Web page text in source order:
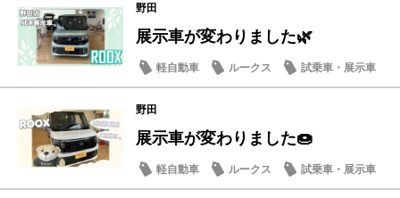
野田
展示車が変わりました🌿
軽自動車 ルークス 試乗車・展示車
野田
展示車が変わりました🍩
軽自動車 ルークス 試乗車・展示車